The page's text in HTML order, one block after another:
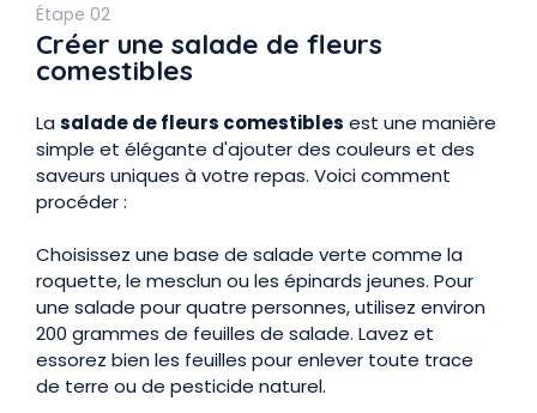
Étape 02
Créer une salade de fleurs
comestibles
La salade de fleurs comestibles est une manière
simple et élégante d'ajouter des couleurs et des
saveurs uniques à votre repas. Voici comment
procéder :
Choisissez une base de salade verte comme la
roquette, le mesclun ou les épinards jeunes. Pour
une salade pour quatre personnes, utilisez environ
200 grammes de feuilles de salade. Lavez et
essorez bien les feuilles pour enlever toute trace
de terre ou de pesticide naturel.